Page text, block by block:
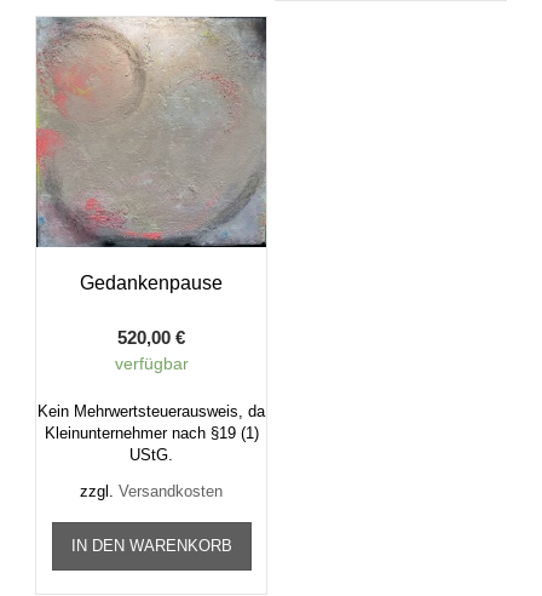
Gedankenpause
520,00€
verfügbar
Kein Mehrwertsteuerausweis, da
Kleinunternehmer nach §19 (1)
UStG.
zzgl.Versandkosten
IN DEN WARENKORB